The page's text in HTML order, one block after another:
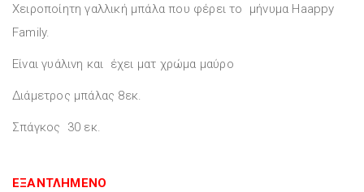
Χειροποίητη γαλλική μπάλα που φέρει το μήνυμα Haappy
Family.
Είναι γυάλινη και έχει ματ χρώμα μαύρο
Διάμετρος μπάλας 8εκ.
Σπάγκος 30 εκ.
ΕΞΑΝΤΛΗΜΈΝΟ